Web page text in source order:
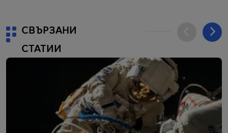
СВЪРЗАНИ
СТАТИИ